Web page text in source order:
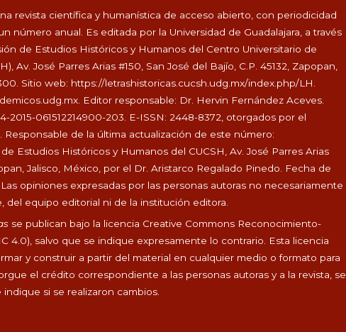
revista científica y humanística de acceso abierto, con periodicidad
número anual. Es editada por la Universidad de Guadalajara, a través
de Estudios Históricos y Humanos del Centro Universitario de
Av. José Parres Arias #150, San José del Bajío, C.P. 45132, Zapopan,
Sitio web: https://letrashistoricas.cucsh.udg.mx/index.php/LH
. Editor responsable: Dr. Hervin Fernández Aceves.
2015-061512214900-203. E-ISSN: 2448-8372, otorgados por el
de la última actualización de este número:
Estudios Históricos y Humanos del CUCSH, Av. José Parres Arias
Jalisco, México, por el Dr. Aristarco Regalado Pinedo. Fecha de
opiniones expresadas por las personas autoras no necesariamente
del equipo editorial ni de la institución editora.
se publican bajo la licencia Creative Commons Reconocimiento-
4.0), salvo que se indique expresamente lo contrario. Esta licencia
y construir a partir del material en cualquier medio o formato para
el crédito correspondiente a las personas autoras y a la revista, se
si se realizaron cambios.